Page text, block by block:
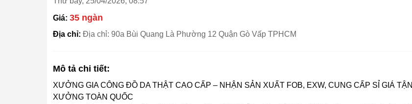
Giá: 35 ngàn
Địa chỉ: Địa chỉ: 90a Bùi Quang Là Phường 12 Quận Gò Vấp TPHCM
Mô tả chi tiết:
XƯỞNG GIA CÔNG ĐỒ DA THẬT CAO CẤP – NHẬN SẢN XUẤT FOB, EXW, CUNG CẤP SỈ GIÁ TẬN
XƯỞNG TOÀN QUỐC